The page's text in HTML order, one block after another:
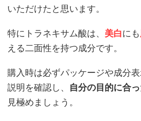
いただけたと思います。
特にトラネキサム酸は、 美白にも
える二面性を持つ成分です。
購入時は必ずパッケージや成分
説明を確認し、 自分の目的に合
見極めましょう。